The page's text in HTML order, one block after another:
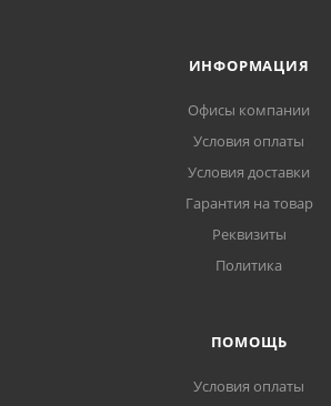
ИНФОРМАЦИЯ
Офисы компании
Условия оплаты
Условия доставки
Гарантия на товар
Реквизиты
Политика
ПОМОЩЬ
Условия оплаты